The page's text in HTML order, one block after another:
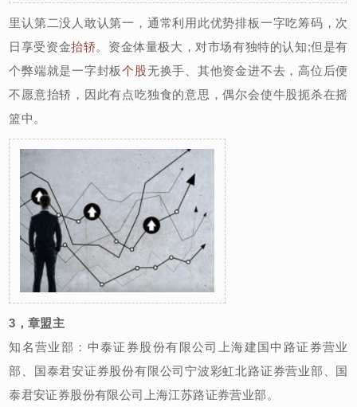
里认第二没人敢认第一，通常利用此优势排板一字吃筹码，次
日享受资金抬轿。资金体量极大，对市场有独特的认知;但是有
个弊端就是一字封板个股无换手、其他资金进不去，高位后便
不愿意抬轿，因此有点吃独食的意思，偶尔会使牛股扼杀在摇
篮中。
3，章盟主
知名营业部：中泰证券股份有限公司上海建国中路证券营业
部、国泰君安证券股份有限公司宁波彩虹北路证券营业部、国
泰君安证券股份有限公司上海江苏路证券营业部。